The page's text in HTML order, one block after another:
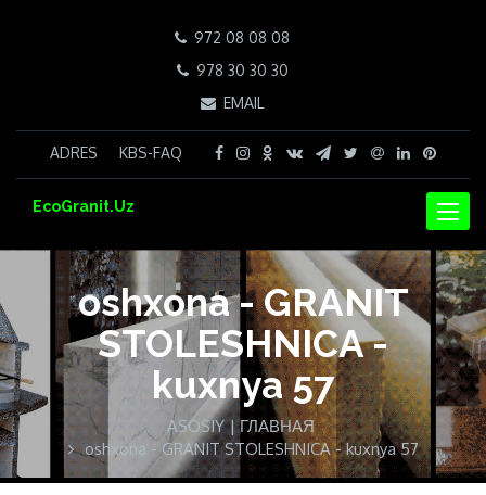
972 08 08 08
978 30 30 30
EMAIL
ADRES KBS-FAQ
EcoGranit.Uz
oshxona - GRANIT
STOLESHNICA -
kuxnya 57
ASOSIY | ГЛАВНАЯ
oshxona - GRANIT STOLESHNICA - kuxnya 57